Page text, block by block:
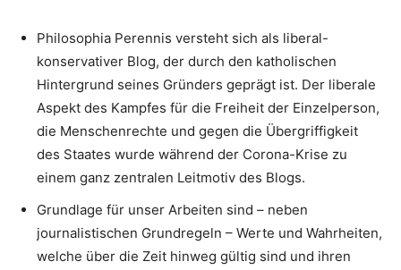
Philosophia Perennis versteht sich als liberal-
konservativer Blog, der durch den katholischen
Hintergrund seines Gründers geprägt ist. Der liberale
Aspekt des Kampfes für die Freiheit der Einzelperson,
die Menschenrechte und gegen die Übergriffigkeit
des Staates wurde während der Corona-Krise zu
einem ganz zentralen Leitmotiv des Blogs.
Grundlage für unser Arbeiten sind – neben
journalistischen Grundregeln – Werte und Wahrheiten,
welche über die Zeit hinweg gültig sind und ihren